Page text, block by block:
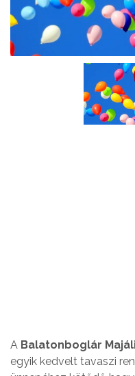
A Balatonboglár
egyik kedvelt tavaszi